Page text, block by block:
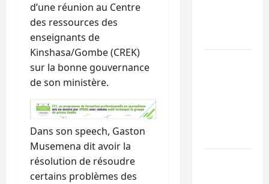
d’une réunion au Centre
des ressources des
enseignants de
Kinshasa/Gombe (CREK)
sur la bonne gouvernance
de son ministère.
Dans son speech, Gaston
Musemena dit avoir la
résolution de résoudre
certains problèmes des